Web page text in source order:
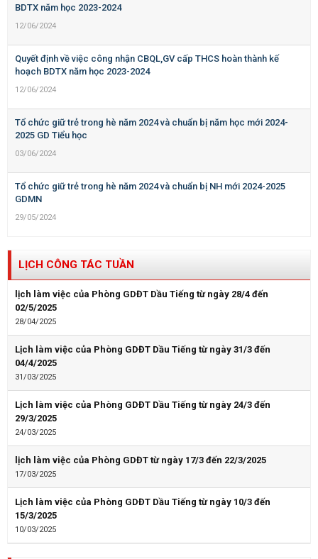
BDTX năm học 2023-2024
12/06/2024
Quyết định về việc công nhận CBQL,GV cấp THCS hoàn thành kế
hoạch BDTX năm học 2023-2024
12/06/2024
Tổ chức giữ trẻ trong hè năm 2024 và chuẩn bị năm học mới 2024-
2025 GD Tiểu học
03/06/2024
Tổ chức giữ trẻ trong hè năm 2024 và chuẩn bị NH mới 2024-2025
GDMN
29/05/2024
LỊCH CÔNG TÁC TUẦN
lịch làm việc của Phòng GDĐT Dầu Tiếng từ ngày 28/4 đến
02/5/2025
28/04/2025
Lịch làm việc của Phòng GDĐT Dầu Tiếng từ ngày 31/3 đến
04/4/2025
31/03/2025
Lịch làm việc của Phòng GDĐT Dầu Tiếng từ ngày 24/3 đến
29/3/2025
24/03/2025
lịch làm việc của Phòng GDĐT từ ngày 17/3 đến 22/3/2025
17/03/2025
Lịch làm việc của Phòng GDĐT Dầu Tiếng từ ngày 10/3 đến
15/3/2025
10/03/2025